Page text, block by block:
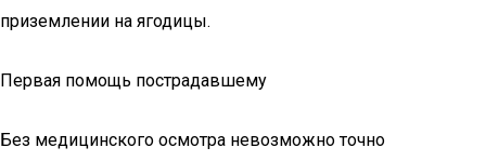
приземлении на ягодицы.
Первая помощь пострадавшему
Без медицинского осмотра невозможно точно